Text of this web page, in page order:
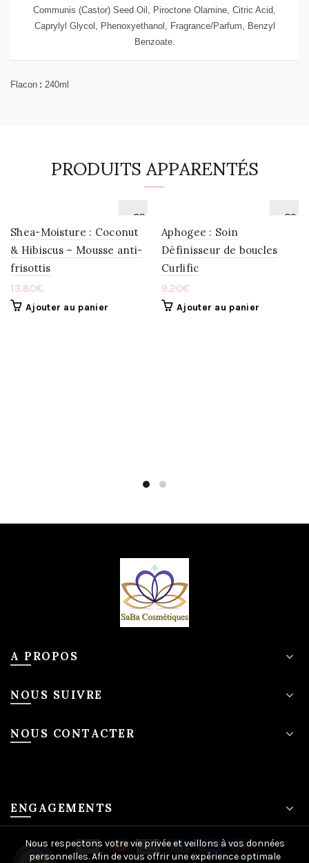
Communis (Castor) Seed Oil, Piroctone Olamine, Citric Acid,
Caprylyl Glycol, Phenoxyethanol, Fragrance/Parfum, Benzyl
Benzoate.
Flacon : 240ml
PRODUITS APPARENTÉS
Shea-Moisture : Coconut
& Hibiscus – Mousse anti-
frisottis
13.80€
Ajouter au panier
Aphogee : Soin
Définisseur de boucles
Curlific
9.20€
Ajouter au panier
A PROPOS
NOUS SUIVRE
NOUS CONTACTER
ENGAGEMENTS
Nous respectons votre vie privée et veillons à vos données
personnelles. Afin de vous offrir une expérience optimale